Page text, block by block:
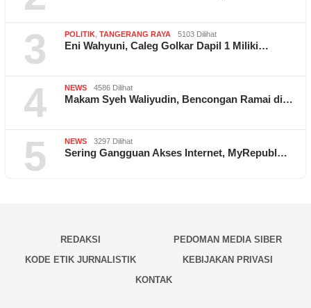
3 POLITIK TANGERANG RAYA 5103 Dilihat
Eni Wahyuni, Caleg Golkar Dapil 1 Miliki…
4 NEWS 4586 Dilihat
Makam Syeh Waliyudin, Bencongan Ramai di…
5 NEWS 3297 Dilihat
Sering Gangguan Akses Internet, MyRepubl…
REDAKSI
PEDOMAN MEDIA SIBER
KODE ETIK JURNALISTIK
KEBIJAKAN PRIVASI
KONTAK